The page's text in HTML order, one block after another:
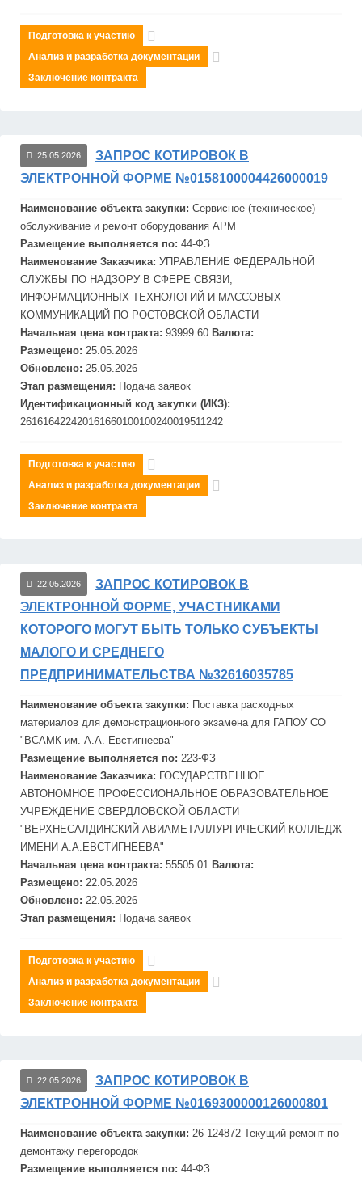
Подготовка к участию
Анализ и разработка документации
Заключение контракта
25.05.2026
ЗАПРОС КОТИРОВОК В
ЭЛЕКТРОННОЙ ФОРМЕ №0158100004426000019
Наименование объекта закупки: Сервисное (техническое)
обслуживание и ремонт оборудования АРМ
Размещение выполняется по: 44-ФЗ
Наименование Заказчика: УПРАВЛЕНИЕ ФЕДЕРАЛЬНОЙ
СЛУЖБЫ ПО НАДЗОРУ В СФЕРЕ СВЯЗИ,
ИНФОРМАЦИОННЫХ ТЕХНОЛОГИЙ И МАССОВЫХ
КОММУНИКАЦИЙ ПО РОСТОВСКОЙ ОБЛАСТИ
Начальная цена контракта: 93999.60 Валюта:
Размещено: 25.05.2026
Обновлено: 25.05.2026
Этап размещения: Подача заявок
Идентификационный код закупки (ИКЗ):
261616422420161660100100240019511242
Подготовка к участию
Анализ и разработка документации
Заключение контракта
22.05.2026
ЗАПРОС КОТИРОВОК В
ЭЛЕКТРОННОЙ ФОРМЕ, УЧАСТНИКАМИ
КОТОРОГО МОГУТ БЫТЬ ТОЛЬКО СУБЪЕКТЫ
МАЛОГО И СРЕДНЕГО
ПРЕДПРИНИМАТЕЛЬСТВА №32616035785
Наименование объекта закупки: Поставка расходных
материалов для демонстрационного экзамена для ГАПОУ СО
"ВСАМК им. А.А. Евстигнеева"
Размещение выполняется по: 223-ФЗ
Наименование Заказчика: ГОСУДАРСТВЕННОЕ
АВТОНОМНОЕ ПРОФЕССИОНАЛЬНОЕ ОБРАЗОВАТЕЛЬНОЕ
УЧРЕЖДЕНИЕ СВЕРДЛОВСКОЙ ОБЛАСТИ
"ВЕРХНЕСАЛДИНСКИЙ АВИАМЕТАЛЛУРГИЧЕСКИЙ КОЛЛЕДЖ
ИМЕНИ А.А.ЕВСТИГНЕЕВА"
Начальная цена контракта: 55505.01 Валюта:
Размещено: 22.05.2026
Обновлено: 22.05.2026
Этап размещения: Подача заявок
Подготовка к участию
Анализ и разработка документации
Заключение контракта
22.05.2026
ЗАПРОС КОТИРОВОК В
ЭЛЕКТРОННОЙ ФОРМЕ №0169300000126000801
Наименование объекта закупки: 26-124872 Текущий ремонт по
демонтажу перегородок
Размещение выполняется по: 44-ФЗ